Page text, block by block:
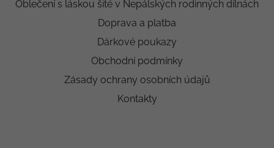
Oblečení s láskou šité v Nepálských rodinných dílnách
Doprava a platba
Dárkové poukazy
Obchodní podmínky
Zásady ochrany osobních údajů
Kontakty